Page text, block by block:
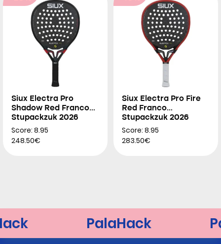
Siux Electra Pro
Shadow Red Franco
Stupackzuk 2026
Score: 8.95
248.50€
Siux Electra Pro Fire
Red Franco
Stupackzuk 2026
Score: 8.95
283.50€